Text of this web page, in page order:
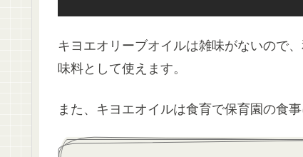
キヨエオリーブオイルは雑味がないので
味料として使えます。
また、キヨエオイルは食育で保育園の食